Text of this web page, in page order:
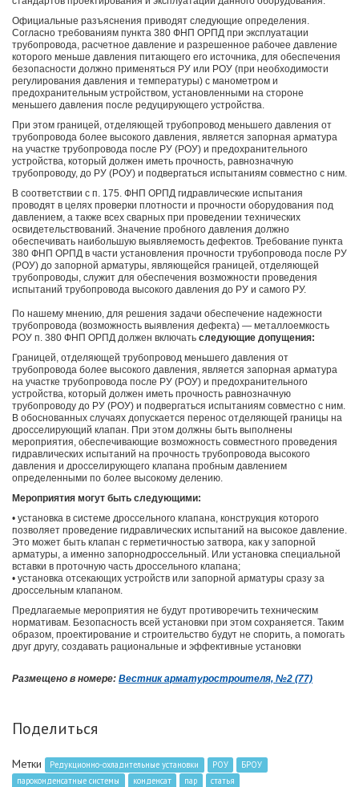
Официальные разъяснения приводят следующие определения.
Согласно требованиям пункта 380 ФНП ОРПД при эксплуатации
трубопровода, расчетное давление и разрешенное рабочее давление
которого меньше давления питающего его источника, для обеспечения
безопасности должно применяться РУ или РОУ (при необходимости
регулирования давления и температуры) с манометром и
предохранительным устройством, установленными на стороне
меньшего давления после редуцирующего устройства.
При этом границей, отделяющей трубопровод меньшего давления от
трубопровода более высокого давления, является запорная арматура
на участке трубопровода после РУ (РОУ) и предохранительного
устройства, который должен иметь прочность, равнозначную
трубопроводу, до РУ (РОУ) и подвергаться испытаниям совместно с ним.
В соответствии с п. 175. ФНП ОРПД гидравлические испытания
проводят в целях проверки плотности и прочности оборудования под
давлением, а также всех сварных при проведении технических
освидетельствований. Значение пробного давления должно
обеспечивать наибольшую выявляемость дефектов. Требование пункта
380 ФНП ОРПД в части установления прочности трубопровода после РУ
(РОУ) до запорной арматуры, являющейся границей, отделяющей
трубопроводы, служит для обеспечения возможности проведения
испытаний трубопровода высокого давления до РУ и самого РУ.
По нашему мнению, для решения задачи обеспечение надежности
трубопровода (возможность выявления дефекта) — металлоемкость
РОУ п. 380 ФНП ОРПД должен включать следующие допущения:
Границей, отделяющей трубопровод меньшего давления от
трубопровода более высокого давления, является запорная арматура
на участке трубопровода после РУ (РОУ) и предохранительного
устройства, который должен иметь прочность равнозначную
трубопроводу до РУ (РОУ) и подвергаться испытаниям совместно с ним.
В обоснованных случаях допускается перенос отделяющей границы на
дросселирующий клапан. При этом должны быть выполнены
мероприятия, обеспечивающие возможность совместного проведения
гидравлических испытаний на прочность трубопровода высокого
давления и дросселирующего клапана пробным давлением
определенными по более высокому делению.
Мероприятия могут быть следующими:
• установка в системе дроссельного клапана, конструкция которого
позволяет проведение гидравлических испытаний на высокое давление.
Это может быть клапан с герметичностью затвора, как у запорной
арматуры, а именно запорнодроссельный. Или установка специальной
вставки в проточную часть дроссельного клапана;
• установка отсекающих устройств или запорной арматуры сразу за
дроссельным клапаном.
Предлагаемые мероприятия не будут противоречить техническим
нормативам. Безопасность всей установки при этом сохраняется. Таким
образом, проектирование и строительство будут не спорить, а помогать
друг другу, создавать рациональные и эффективные установки
Размещено в номере: Вестник арматуростроителя, №2 (77)
Поделиться
Метки Редукционно-охладительные установки РОУ
БРОУ
пароконденсатные системы
конденсат пар
статья